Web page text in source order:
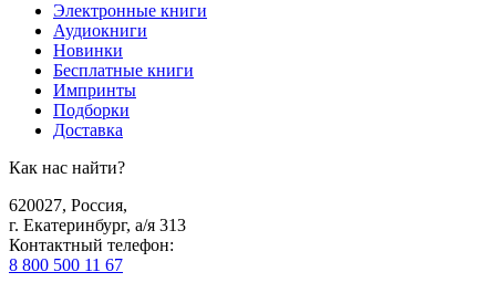
Электронные книги
Аудиокниги
Новинки
Бесплатные книги
Импринты
Подборки
Доставка
Как нас найти?
620027, Россия,
г. Екатеринбург, а/я 313
Контактный телефон:
8 800 500 11 67